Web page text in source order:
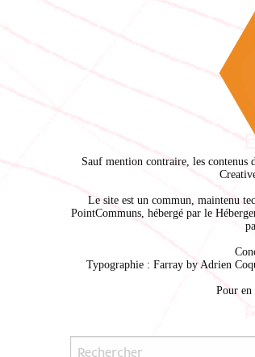
Sauf mention contraire, les contenus
Le site est un commun, maintenu
PointCommuns, hébergé par le
Typographie : Farray by Adrien
Pour en